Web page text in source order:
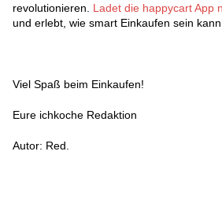
revolutionieren. Ladet die happycart App
und erlebt, wie smart Einkaufen sein kann.
Viel Spaß beim Einkaufen!
Eure ichkoche Redaktion
Autor: Red.